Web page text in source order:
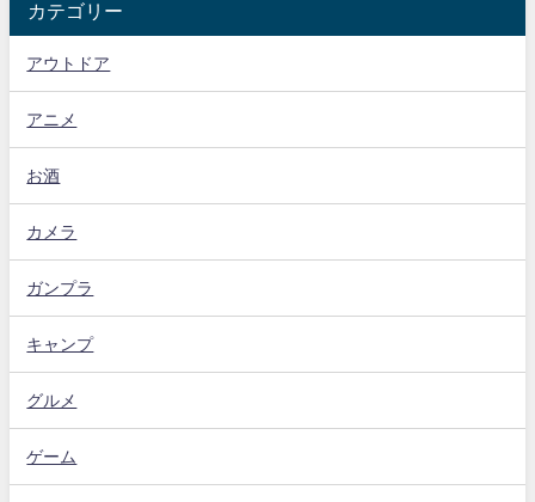
カテゴリー
アウトドア
アニメ
お酒
カメラ
ガンプラ
キャンプ
グルメ
ゲーム